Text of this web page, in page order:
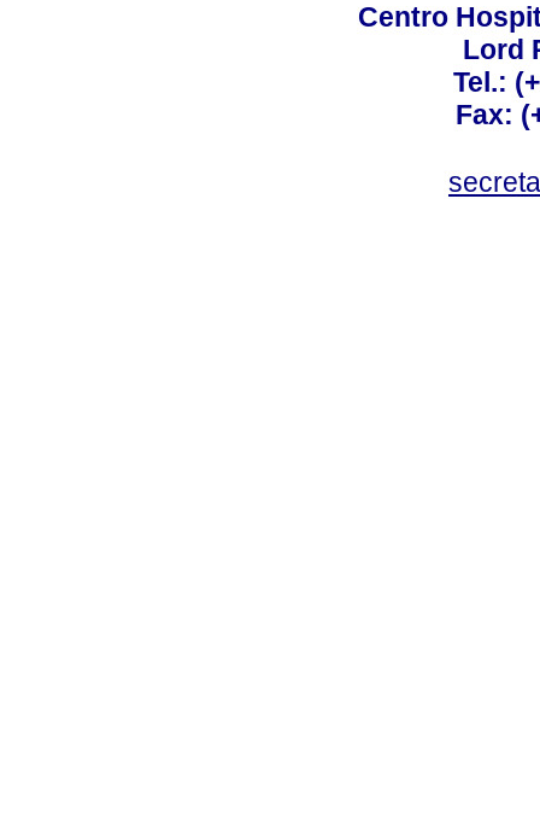
Centro
Lord
Tel.:
Fax: